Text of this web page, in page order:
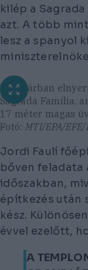
kilép a
azt. A több
lesz a spanyol
Februárban
Sagrada Família,
17 méter magas
Fotó: MTI/EPA/
Jordi Faulí
bőven feladata
időszakban,
építkezés után
kész.
évvel ezelőtt,
A